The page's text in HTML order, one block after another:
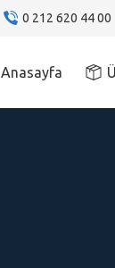
0 212 620 44 00
Anasayfa